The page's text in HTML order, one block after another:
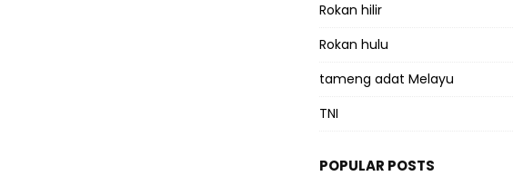
Rokan hilir
Rokan hulu
tameng adat Melayu
TNI
POPULAR POSTS